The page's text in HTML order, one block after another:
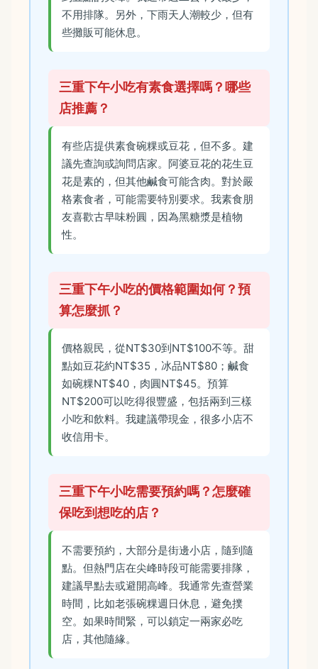
不用排隊。另外，下雨天人潮較少，但有
些攤販可能休息。
三重下午小吃有素食選擇嗎？哪些
店推薦？
有些店提供素食碗粿或豆花，但不多。建
議先查詢或詢問店家。阿婆豆花的花生豆
花是素的，但其他鹹食可能含肉。對於嚴
格素食者，可能需要特別要求。我素食朋
友喜歡古早味粉圓，因為黑糖漿是植物
性。
三重下午小吃的價格範圍如何？預
算怎麼抓？
價格親民，從NT$30到NT$100不等。甜
點如豆花約NT$35，冰品NT$80；鹹食
如碗粿NT$40，肉圓NT$45。預算
NT$200可以吃得很豐盛，包括兩到三樣
小吃和飲料。我建議帶現金，很多小店不
收信用卡。
三重下午小吃需要預約嗎？怎麼確
保吃到想吃的店？
不需要預約，大部分是街邊小店，隨到隨
點。但熱門店在尖峰時段可能需要排隊，
建議早點去或避開高峰。我通常先查營業
時間，比如老張碗粿週日休息，避免撲
空。如果時間緊，可以鎖定一兩家必吃
店，其他隨緣。